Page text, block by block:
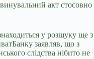
акт стосовно
у розшуку ще з
заявляв, що з
слідства нібито не